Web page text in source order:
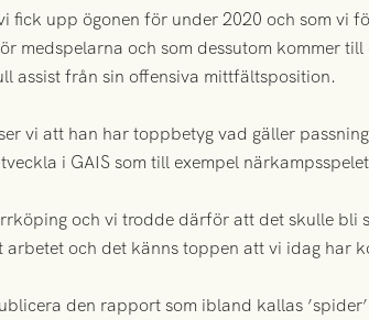
fick upp ögonen för under 2020 och som vi
medspelarna och som dessutom kommer
assist från sin offensiva mittfältsposition.
vi att han har toppbetyg vad gäller
i GAIS som till exempel
och vi trodde därför att det skulle bli
och det känns toppen att vi idag har
den rapport som ibland kallas ’spider’